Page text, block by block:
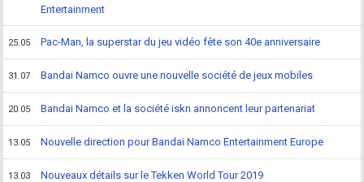
Entertainment
25.05 Pac-Man, la superstar du jeu vidéo fête son 40e anniversaire
31.07 Bandai Namco ouvre une nouvelle société de jeux mobiles
20.05 Bandai Namco et la société iskn annoncent leur partenariat
13.05 Nouvelle direction pour Bandai Namco Entertainment Europe
13.03 Nouveaux détails sur le Tekken World Tour 2019